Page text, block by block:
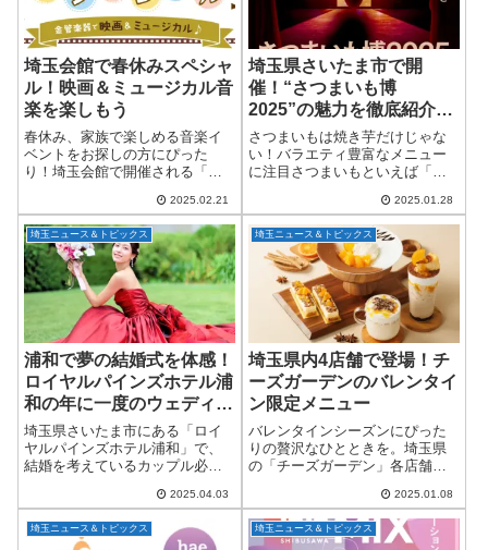
埼玉会館で春休みスペシャ
ル！映画＆ミュージカル音
楽を楽しもう
春休み、家族で楽しめる音楽イ
ベントをお探しの方にぴった
り！埼玉会館で開催される「ラ
スペシャル」では、東京交響楽
団のメンバーによる金管五重奏
とピアニスト・高橋優介さん
が、映画やミュージカル...
2025.02.21
埼玉県さいたま市で開
催！“さつまいも博
2025”の魅力を徹底紹介し
ます
さつまいもは焼き芋だけじゃな
い！バラエティ豊富なメニュー
に注目さつまいもといえば「ホ
る方が多いかもしれませんが、
実はスイーツやフードにアレン
ジしても絶品なのをご存知でし
ょうか？2025年2...
2025.01.28
埼玉ニュース＆トピックス
浦和で夢の結婚式を体感！
ロイヤルパインズホテル浦
和の年に一度のウェディン
グフェア開催
埼玉県さいたま市にある「ロイ
ヤルパインズホテル浦和」で、
結婚を考えているカップル必見
PINES WEDDING COLLECTION
に開催されます...
2025.04.03
埼玉ニュース＆トピックス
埼玉県内4店舗で登場！チ
ーズガーデンのバレンタイ
ン限定メニュー
バレンタインシーズンにぴった
りの贅沢なひとときを。埼玉県
の「チーズガーデン」各店舗
月16日（日）までの期間限定
で、『ORANGE MARIAGE（オ
ランジュ マリアージュ）』が登
2025.01.08
埼玉ニュース＆トピックス 埼玉ニュース＆トピックス